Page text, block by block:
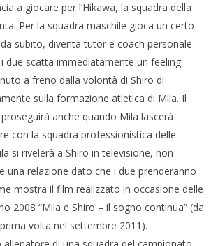
a giocare per l’Hikawa, la squadra della
Per la squadra maschile gioca un certo
subito, diventa tutor e coach personale
due scatta immediatamente un feeling
a freno dalla volontà di Shiro di
sulla formazione atletica di Mila. Il
anche quando Mila lascerà
con la squadra professionistica delle
si rivelerà a Shiro in televisione, non
una relazione dato che i due prenderanno
mostra il film realizzato in occasione delle
2008 “Mila e Shiro – il sogno continua” (da
volta nel settembre 2011).